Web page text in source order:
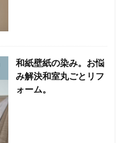
和紙壁紙の染み。お悩
み解決和室丸ごとリフ
ォーム。